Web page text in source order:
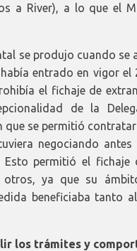
a River), a lo que el
se produjo cuando se
entrado en vigor el
el fichaje de
de la
que se permitió
negociando antes
permitió el fichaje
ya que su
beneficiaba tanto
los trámites y